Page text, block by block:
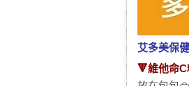
艾多美保
🔻維他命C